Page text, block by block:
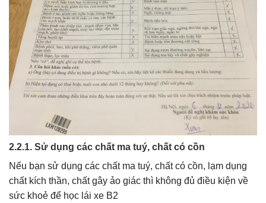
2.2.1. Sử dụng các chất ma tuý, chất có cồn
Nếu bạn sử dụng các chất ma tuý, chất có cồn, lạm dụng
chất kích thần, chất gây ảo giác thì không đủ điều kiện về
sức khoẻ để học lái xe B2